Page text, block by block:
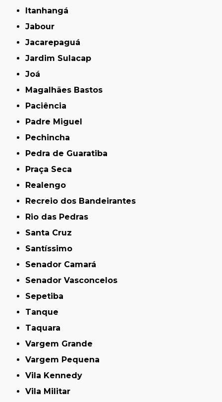
Itanhangá
Jabour
Jacarepaguá
Jardim Sulacap
Joá
Magalhães Bastos
Paciência
Padre Miguel
Pechincha
Pedra de Guaratiba
Praça Seca
Realengo
Recreio dos Bandeirantes
Rio das Pedras
Santa Cruz
Santíssimo
Senador Camará
Senador Vasconcelos
Sepetiba
Tanque
Taquara
Vargem Grande
Vargem Pequena
Vila Kennedy
Vila Militar